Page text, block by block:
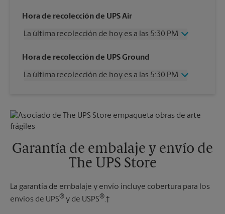
Hora de recolección de UPS Air
La última recolección de hoy es a las 5:30 PM
Miércoles
5:30 PM
Viernes
5:30 PM
Hora de recolección de UPS Ground
La última recolección de hoy es a las 5:30 PM
Viernes
5:30 PM
Sábado
Lunes
5:30 PM
5:30 PM
Garantía de embalaje y envío de
The UPS Store
La garantía de embalaje y envío incluye cobertura para los
envíos de UPS® y de USPS®.†